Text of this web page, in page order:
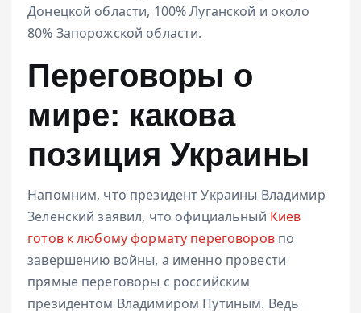
Донецкой области, 100% Луганской и около
80% Запорожской области.
Переговоры о
мире: какова
позиция Украины
Напомним, что президент Украины Владимир
Зеленский заявил, что официальный Киев
готов к любому формату переговоровпо
завершению войны, а именно провести
прямые переговоры с российским
президентом Владимиром Путиным. Ведь